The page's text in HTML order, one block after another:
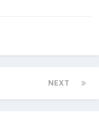
NEXT